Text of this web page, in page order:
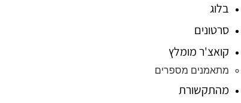
בלוג
סרטונים
קואצ'ר מומלץ
מתאמנים מספרים
מהתקשורת